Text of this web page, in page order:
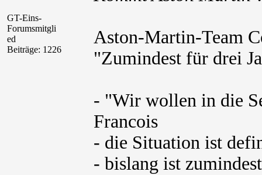
GT-Eins-
Forumsmitgli
ed
Beiträge: 1226
Aston-Martin-Team
"Zumindest für drei
- "Wir wollen in die
Francois
- die Situation ist
- bislang ist